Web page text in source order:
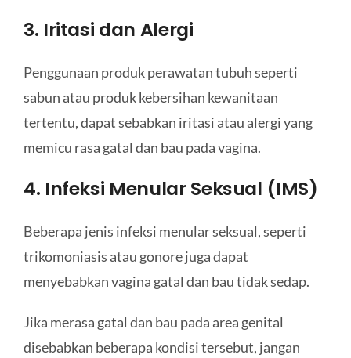
3. Iritasi dan Alergi
Penggunaan produk perawatan tubuh seperti
sabun atau produk kebersihan kewanitaan
tertentu, dapat sebabkan iritasi atau alergi yang
memicu rasa gatal dan bau pada vagina.
4. Infeksi Menular Seksual (IMS)
Beberapa jenis infeksi menular seksual, seperti
trikomoniasis atau gonore juga dapat
menyebabkan vagina gatal dan bau tidak sedap.
Jika merasa gatal dan bau pada area genital
disebabkan beberapa kondisi tersebut, jangan